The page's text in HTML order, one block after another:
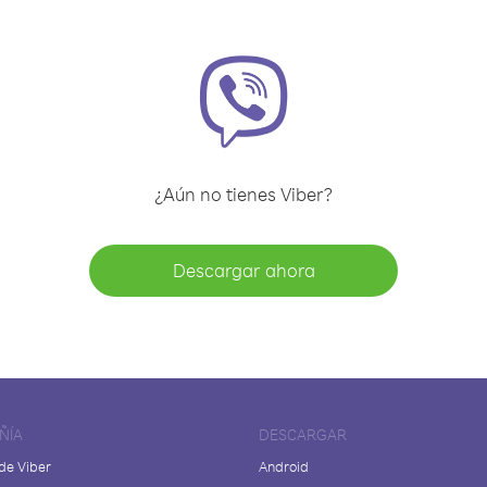
¿Aún no tienes Viber?
Descargar ahora
Viber
DESCARGAR
Android